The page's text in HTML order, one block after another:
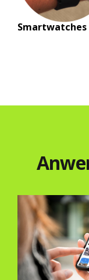
Smartwatches